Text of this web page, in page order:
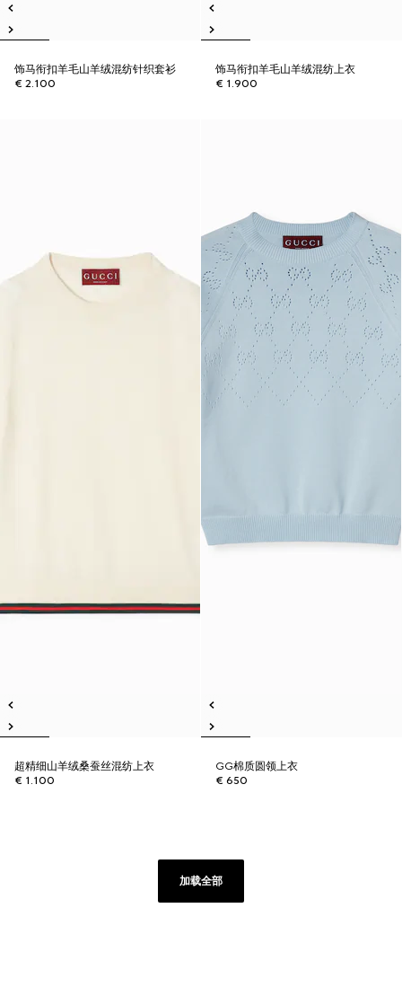
饰马衔扣羊毛山羊绒混纺针织套衫
€ 2.100
饰马衔扣羊毛山羊绒混纺上衣
€ 1.900
超精细山羊绒桑蚕丝混纺上衣
€ 1.100
GG棉质圆领上衣
€ 650
加载全部